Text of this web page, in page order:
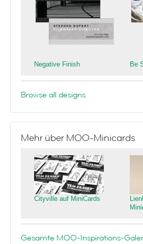
Negative Finish Be
Browse all designs
Mehr über MOO-Minicards
Cityville auf MiniCards
Gesamte MOO-Inspirations-